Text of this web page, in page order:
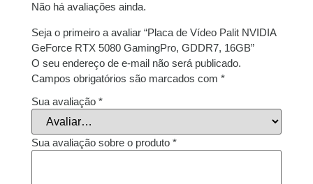
Não há avaliações ainda.
Seja o primeiro a avaliar “Placa de Vídeo Palit NVIDIA
GeForce RTX 5080 GamingPro, GDDR7, 16GB”
O seu endereço de e-mail não será publicado.
Campos obrigatórios são marcados com *
Sua avaliação *
Sua avaliação sobre o produto *